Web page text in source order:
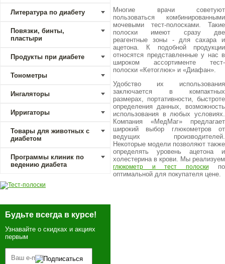
Литература по диабету
Повязки, бинты,
пластыри
Продукты при диабете
Тонометры
Ингаляторы
Ирригаторы
Товары для животных с
диабетом
Программы клиник по
ведению диабета
Будьте всегда в курсе!
Узнавайте о скидках и акциях
первым
Многие врачи советуют
пользоваться комбинированными
мочевыми тест-полосками. Такие
полоски имеют сразу две
реагентные зоны - для сахара и
ацетона. К подобной продукции
относятся представленные у нас в
широком ассортименте тест-
полоски «Кетоглюк» и «Диафан».
Удобство их использования
заключается в компактных
размерах, портативности, быстроте
определения данных, возможность
использования в любых условиях.
Компания «МедМаг» предлагает
широкий выбор глюкометров от
ведущих производителей.
Некоторые модели позволяют также
определять уровень ацетона и
холестерина в крови. Мы реализуем
глюкометр и тест полоски по
оптимальной для покупателя цене.